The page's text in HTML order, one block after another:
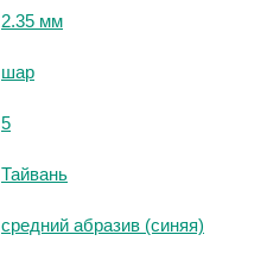
2.35 мм
шар
5
Тайвань
средний абразив (синяя)